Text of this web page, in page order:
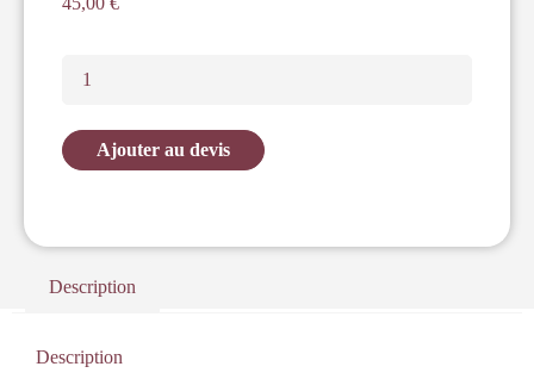
Ajouter au devis
Description
Description